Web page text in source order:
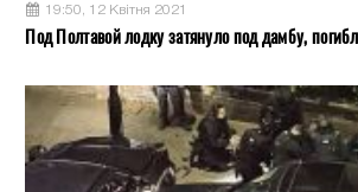
19:50, 12 Квітня 2021
Под Полтавой лодку затянуло под дамбу,